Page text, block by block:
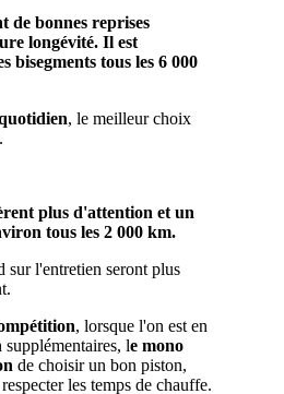
de bonnes reprises
longévité. Il est
bisegments tous les 6 000
, le meilleur choix
plus d'attention et un
tous les 2 000 km.
sur l'entretien seront plus
, lorsque l'on est en
supplémentaires, le mono
de choisir un bon piston,
les temps de chauffe.